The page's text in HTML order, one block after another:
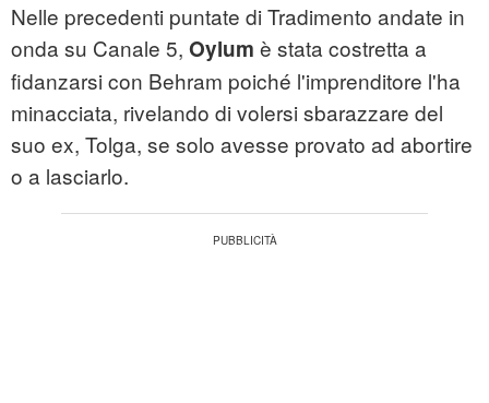
Nelle precedenti puntate di Tradimento andate in
onda su Canale 5, Oylum è stata costretta a
fidanzarsi con Behram poiché l'imprenditore l'ha
minacciata, rivelando di volersi sbarazzare del
suo ex, Tolga, se solo avesse provato ad abortire
o a lasciarlo.